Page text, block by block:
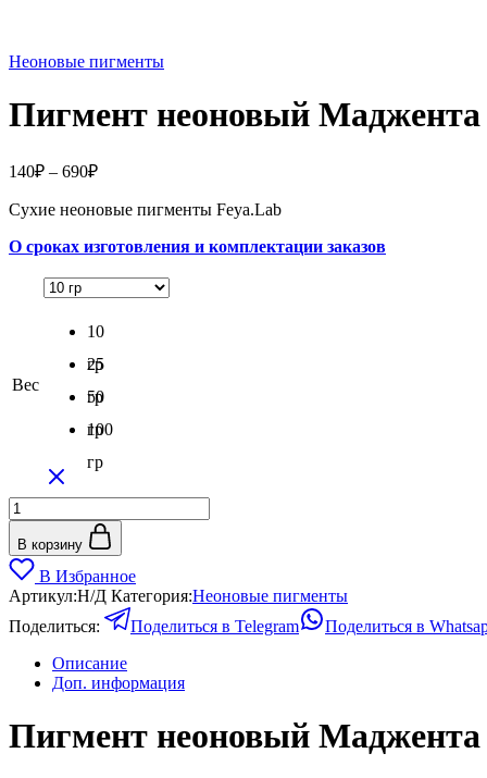
Неоновые пигменты
Пигмент неоновый Маджента
140₽ – 690₽Диапазон
140₽
690₽
Сухие неоновые пигменты Feya.Lab
О сроках изготовления и комплектации заказов
Вес
10
гр
25
гр
50
гр
100
гр
Количество
товара
Пигмент
неоновый
Маджента
В корзину
В Избранное
Артикул:Н/Д Категория:Неоновые пигменты
Поделиться:
Поделиться в Telegram Поделиться в
Описание
Доп. информация
Пигмент неоновый Маджента